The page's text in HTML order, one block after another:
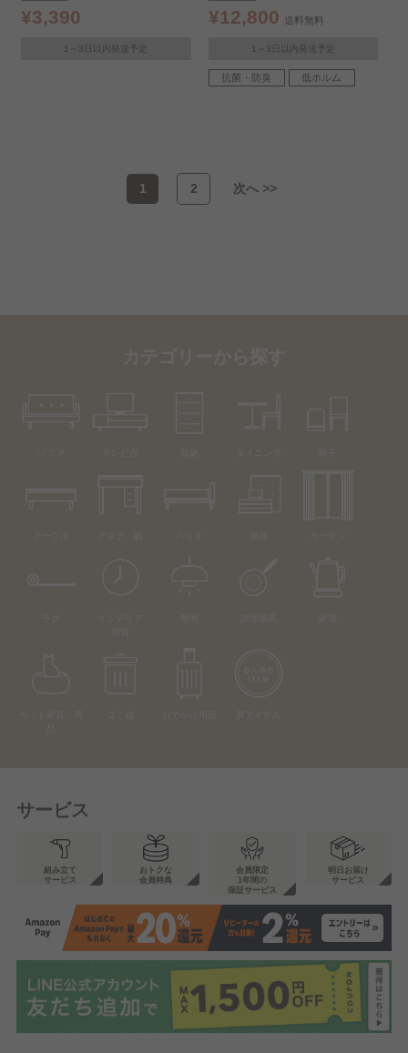
ト
¥3,390
1～3日以内発送予定
ブラウン
¥12,800 送料無料
1～3日以内発送予定
抗菌・防臭 低ホルム
1 2 次へ >>
サービス
組み立て
サービス
おトクな
会員特典
会員限定
1年間の
保証サービス
明日お届け
サービス